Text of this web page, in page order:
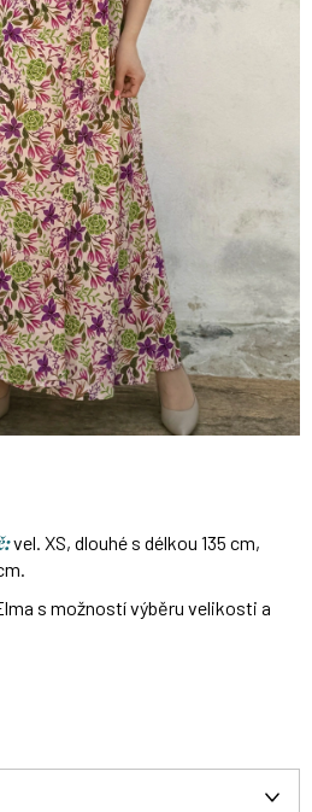
vel. XS, dlouhé s délkou 135 cm,
s možností výběru velikosti a